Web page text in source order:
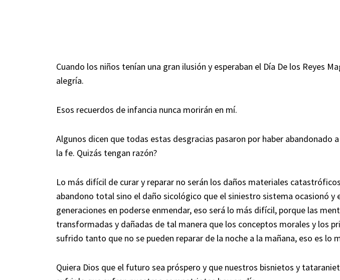
Cuando los niños tenían una gran ilusión y esperaban el Día De los Reyes
alegría.
Esos recuerdos de infancia nunca morirán en mí.
Algunos dicen que todas estas desgracias pasaron por haber abandonado
la fe. Quizás tengan razón?
Lo más difícil de curar y reparar no serán los daños materiales
abandono total sino el daño sicológico que el siniestro sistema ocasionó y
generaciones en poderse enmendar, eso será lo más difícil, porque las
transformadas y dañadas de tal manera que los conceptos morales y los
sufrido tanto que no se pueden reparar de la noche a la mañana, eso es lo
Quiera Dios que el futuro sea próspero y que nuestros bisnietos y